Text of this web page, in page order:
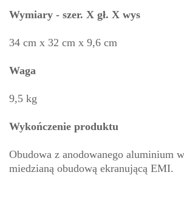
Wymiary - szer. X gł. X wys
34 cm x 32 cm x 9,6 cm
Waga
9,5 kg
Wykończenie produktu
Obudowa z anodowanego aluminium
miedzianą obudową ekranującą EMI.